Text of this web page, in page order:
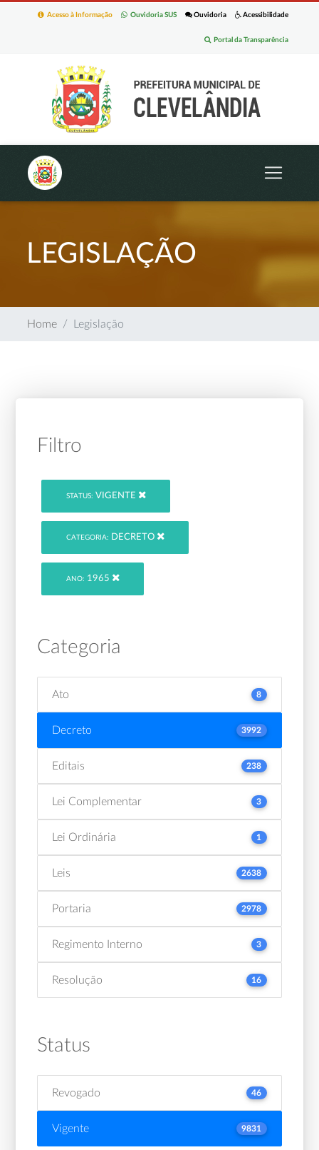
Acessibilidade
Ouvidoria
Ouvidoria SUS
Acesso à Informação
Portal da Transparência
LEGISLAÇÃO
Home Legislação
Filtro
STATUS: VIGENTE
CATEGORIA: DECRETO
ANO: 1965
Categoria
Ato 8
Decreto 3992
Editais 238
Lei Complementar 3
Lei Ordinária 1
Leis 2638
Portaria 2978
Regimento Interno 3
Resolução 16
Status
Revogado 46
Vigente 9831